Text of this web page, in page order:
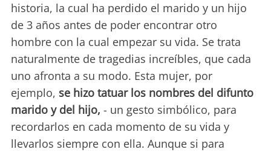
historia, la cual ha perdido el marido y un hijo
de 3 años antes de poder encontrar otro
hombre con la cual empezar su vida. Se trata
naturalmente de tragedias increíbles, que cada
uno afronta a su modo. Esta mujer, por
ejemplo, se hizo tatuar los nombres del difunto
marido y del hijo, - un gesto simbólico, para
recordarlos en cada momento de su vida y
llevarlos siempre con ella. Aunque si para